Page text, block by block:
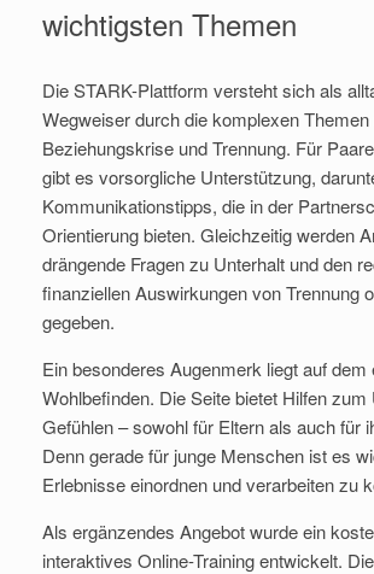
wichtigsten Themen
Die STARK-Plattform versteht sich als
Wegweiser durch die komplexen Themen
Beziehungskrise und Trennung. Für
gibt es vorsorgliche Unterstützung,
Kommunikationstipps, die in der
Orientierung bieten. Gleichzeitig werden
drängende Fragen zu Unterhalt und den
finanziellen Auswirkungen von Trennung
gegeben.
Ein besonderes Augenmerk liegt auf dem
Wohlbefinden. Die Seite bietet Hilfen
Gefühlen – sowohl für Eltern als auch für
Denn gerade für junge Menschen ist es
Erlebnisse einordnen und verarbeiten zu
Als ergänzendes Angebot wurde ein
interaktives Online-Training entwickelt.